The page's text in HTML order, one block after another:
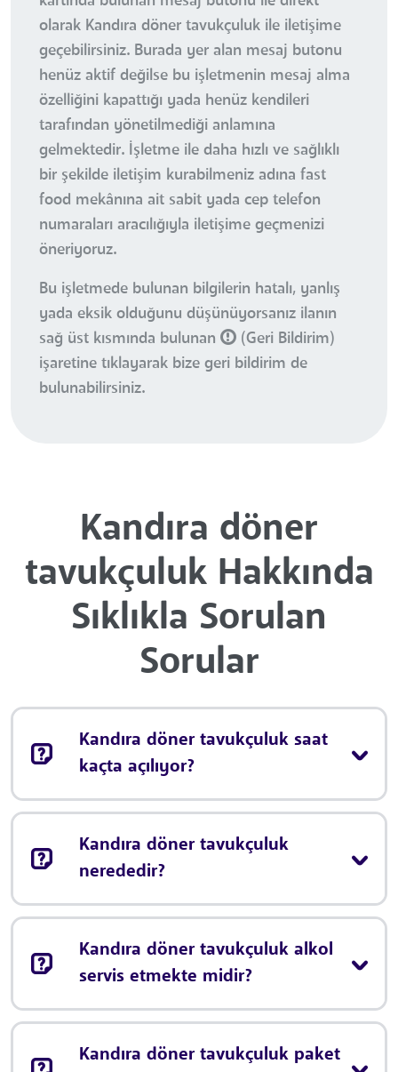
olarak Kandıra döner tavukçuluk ile iletişime
geçebilirsiniz. Burada yer alan mesaj butonu
henüz aktif değilse bu işletmenin mesaj alma
özelliğini kapattığı yada henüz kendileri
tarafından yönetilmediği anlamına
gelmektedir. İşletme ile daha hızlı ve sağlıklı
bir şekilde iletişim kurabilmeniz adına fast
food mekânına ait sabit yada cep telefon
numaraları aracılığıyla iletişime geçmenizi
öneriyoruz.
Bu işletmede bulunan bilgilerin hatalı, yanlış
yada eksik olduğunu düşünüyorsanız ilanın
sağ üst kısmında bulunan
(Geri Bildirim)
işaretine tıklayarak bize geri bildirim de
bulunabilirsiniz.
Kandıra döner
tavukçuluk Hakkında
Sıklıkla Sorulan
Sorular
Kandıra döner tavukçuluk saat
kaçta açılıyor?
Kandıra döner tavukçuluk
nerededir?
Kandıra döner tavukçuluk alkol
servis etmekte midir?
Kandıra döner tavukçuluk paket